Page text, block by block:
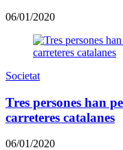
06/01/2020
Societat
Tres persones han
carreteres catalanes
06/01/2020